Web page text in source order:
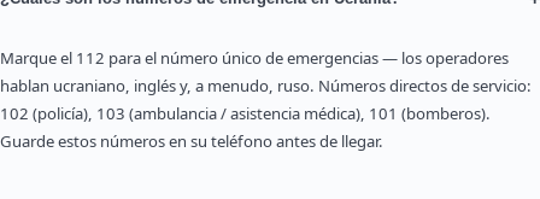
Marque el 112 para el número único de emergencias — los operadores
hablan ucraniano, inglés y, a menudo, ruso. Números directos de servicio:
102 (policía), 103 (ambulancia / asistencia médica), 101 (bomberos).
Guarde estos números en su teléfono antes de llegar.